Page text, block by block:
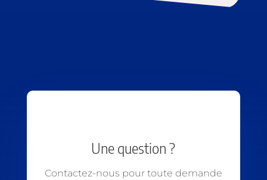
Une question ?
Contactez-nous pour toute demande